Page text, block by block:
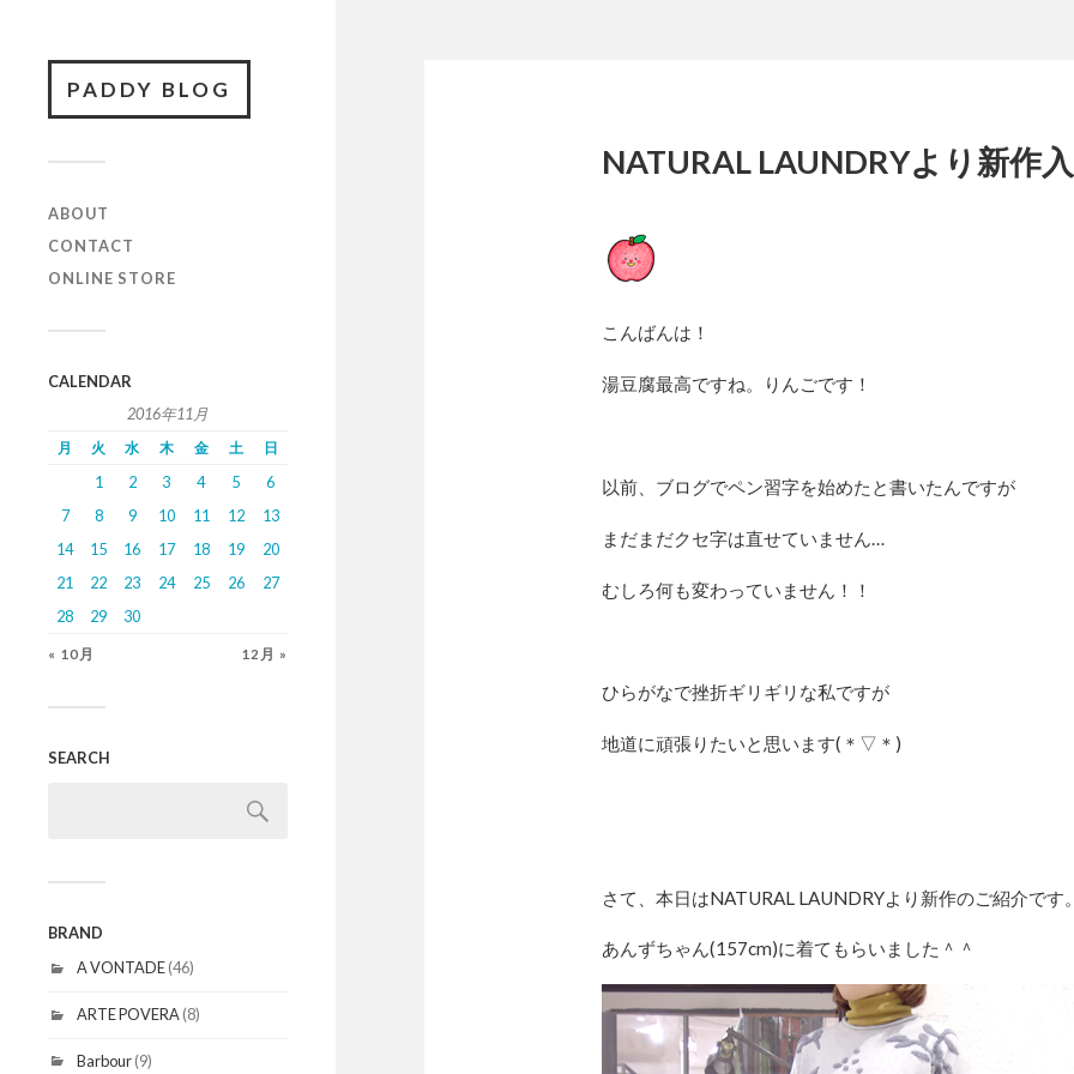
PADDY BLOG
ABOUT
CONTACT
ONLINE STORE
CALENDAR
2016年11月
月 火 水 木 金 土 日
1 2 3 4 5
6
7
8 9 10 11 12
13
14
15 16 17 18 19
20
21
22 23 24 25 26
27
28
29 30
« 10月 12月 »
SEARCH
BRAND
A VONTADE(46)
ARTE POVERA (8)
Barbour(9)
NATURAL LAUNDRYより新作
こんばんは！
湯豆腐最高ですね。りんごです！
以前、ブログでペン習字を始めたと書いたんですが
まだまだクセ字は直せていません…
むしろ何も変わっていません！！
ひらがなで挫折ギリギリな私ですが
地道に頑張りたいと思います(＊▽＊)
さて、本日はNATURAL LAUNDRYより新作のご紹介です
あんずちゃん(157cm)に着てもらいました＾＾